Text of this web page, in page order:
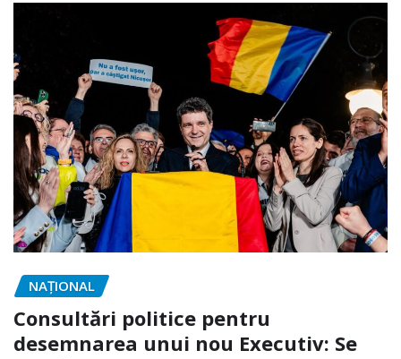
NAŢIONAL
Consultări politice pentru
desemnarea unui nou Executiv: Se